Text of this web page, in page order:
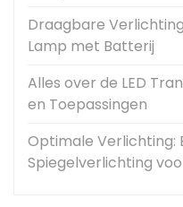
Draagbare
Lamp met Batterij
Alles over de LED
en Toepassingen
Optimale Verlichting:
Spiegelverlichting